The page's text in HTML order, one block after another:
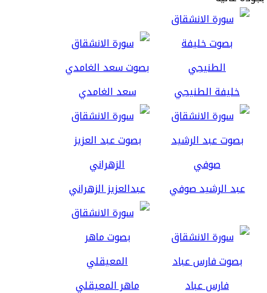
خليفة الطنيجي سعد الغامدي
عبد الرشيد صوفي عبدالعزيز الزهراني
فارس عباد ماهر المعيقلي